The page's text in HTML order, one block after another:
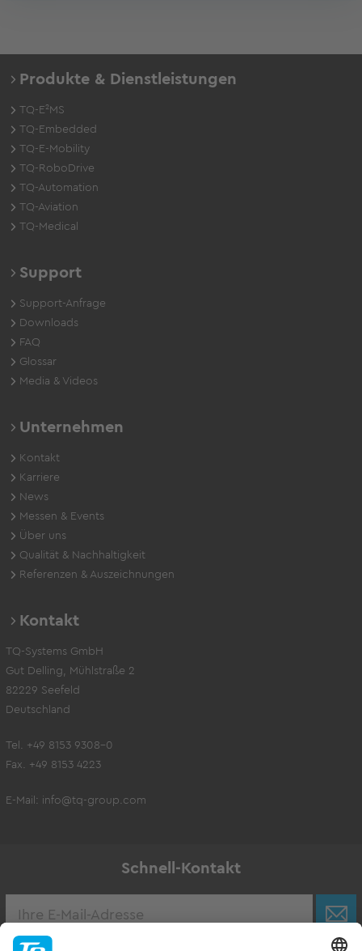
Produkte & Dienstleistungen
TQ-E²MS
TQ-Embedded
TQ-E-Mobility
TQ-RoboDrive
TQ-Automation
TQ-Aviation
TQ-Medical
Support
Support-Anfrage
Downloads
FAQ
Glossar
Media & Videos
Unternehmen
Kontakt
Karriere
News
Messen & Events
Über uns
Qualität & Nachhaltigkeit
Referenzen & Auszeichnungen
Kontakt
TQ-Systems GmbH
Gut Delling, Mühlstraße 2
82229 Seefeld
Deutschland
Tel. +49 8153 9308-0
Fax. +49 8153 4223
E-Mail: info@tq-group.com
Schnell-Kontakt